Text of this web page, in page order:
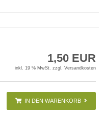
1,50 EUR
inkl. 19 % MwSt. zzgl. Versandkosten
IN DEN WARENKORB